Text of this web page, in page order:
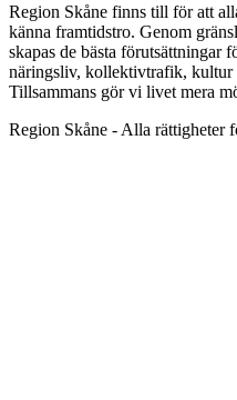
Region Skåne finns till för att
känna framtidstro. Genom
skapas de bästa förutsättningar
näringsliv, kollektivtrafik, kultur
Tillsammans gör vi livet mera
Region Skåne - Alla rättigheter